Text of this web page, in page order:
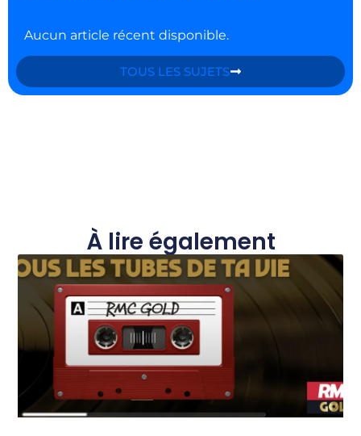
Aucun article récent disponible.
TOUS LES SUJETS
À lire également